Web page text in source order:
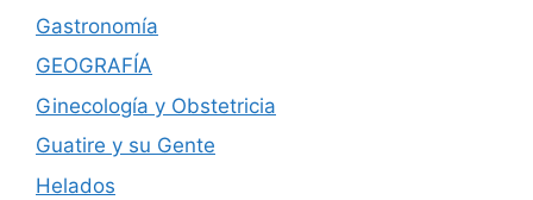
Gastronomía
GEOGRAFÍA
Ginecología y Obstetricia
Guatire y su Gente
Helados